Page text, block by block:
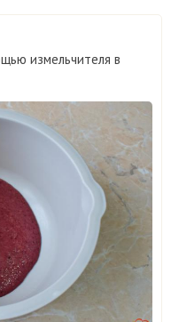
измельчителя в